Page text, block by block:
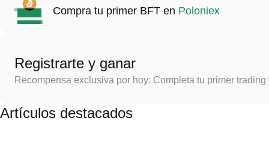
Compra tu primer BFT en Poloniex
Registrarte y ganar
Recompensa exclusiva por hoy: Completa tu primer
Artículos destacados